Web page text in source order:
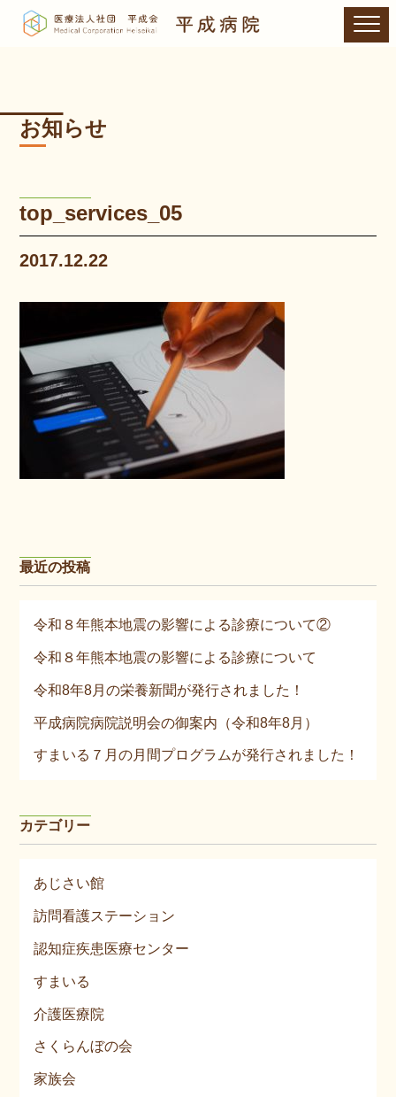
お知らせ
top_services_05
2017.12.22
最近の投稿
令和８年熊本地震の影響による診療について②
令和８年熊本地震の影響による診療について
令和8年8月の栄養新聞が発行されました！
平成病院病院説明会の御案内（令和8年8月）
すまいる７月の月間プログラムが発行されました！
カテゴリー
あじさい館
訪問看護ステーション
認知症疾患医療センター
すまいる
介護医療院
さくらんぼの会
家族会